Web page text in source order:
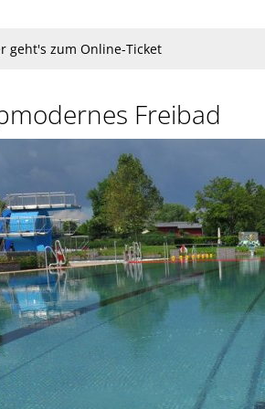
geht's zum Online-Ticket
Freibad